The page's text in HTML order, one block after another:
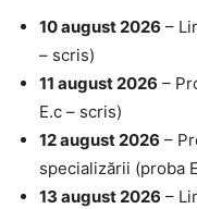
10 august 2026 –
– scris)
11 august 2026 –
E.c – scris)
12 august 2026 –
specializării (proba
13 august 2026 –